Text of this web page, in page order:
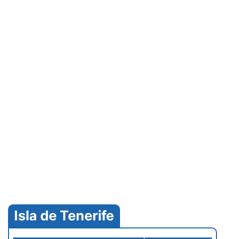
Isla de Tenerife